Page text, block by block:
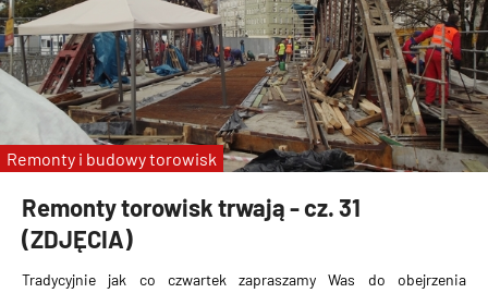
Remonty torowisk trwają - cz. 31
(ZDJĘCIA)
Tradycyjnie jak co czwartek zapraszamy Was do obejrzenia
Remonty i budowy torowisk